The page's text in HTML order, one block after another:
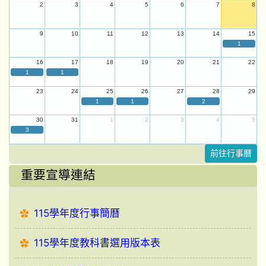
2 3 4 5 6 7 8
9 10 11 12 13 14
15
1
16 17 18 19 20 21
22
1
1
23 24 25 26 27 28
29
1
1 2
30 31 1 2 3 4
5
3
前往行事曆
重要宣導連結
115學年度行事簡曆
115學年度教科書選用版本表